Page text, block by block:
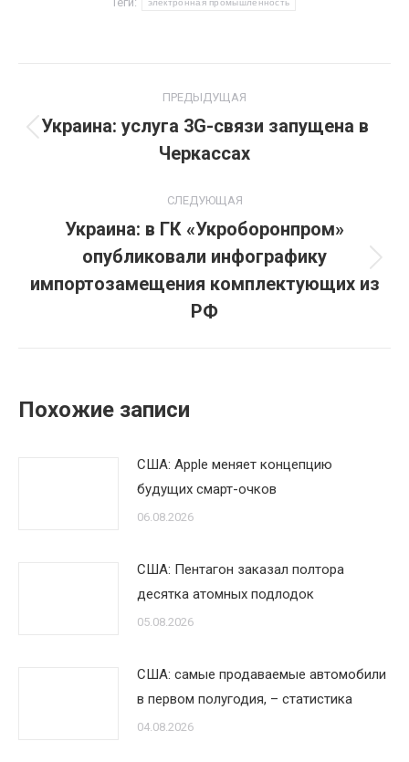
электронная промышленность
по
ПРЕДЫДУЩАЯ
Предыдущая
запись:
Украина: услуга 3G-связи запущена в
Черкассах
СЛЕДУЮЩАЯ
Следующая
запись:
Украина: в ГК «Укроборонпром»
опубликовали инфографику
импортозамещения комплектующих из
РФ
Похожие записи
США: Apple меняет концепцию
будущих смарт-очков
06.08.2026
США: Пентагон заказал полтора
десятка атомных подлодок
05.08.2026
США: самые продаваемые автомобили
в первом полугодия, – статистика
04.08.2026